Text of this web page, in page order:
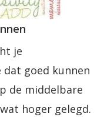
je
goed kunnen
de middelbare
hoger gelegd.